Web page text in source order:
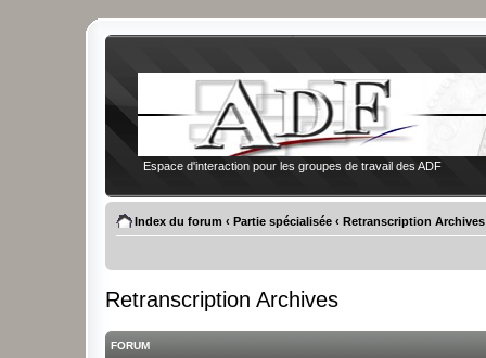
Espace d'interaction pour les groupes de travail des ADF
Index du forum ‹ Partie spécialisée ‹ Retranscription Archives
Retranscription Archives
FORUM